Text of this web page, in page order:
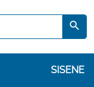
search
SISENE